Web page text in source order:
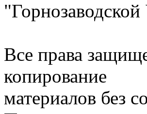
Все права
копирование
материалов без